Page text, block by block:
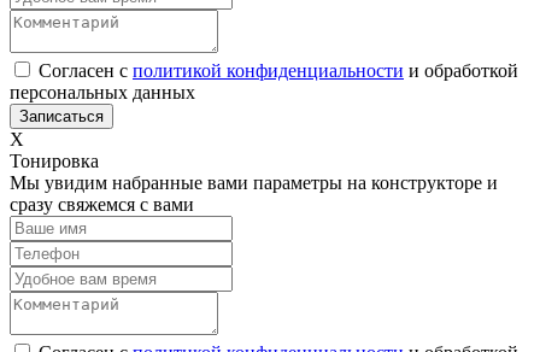
Согласен с политикой конфиденциальности и обработкой
персональных данных
Х
Тонировка
Мы увидим набранные вами параметры на конструкторе и
сразу свяжемся с вами